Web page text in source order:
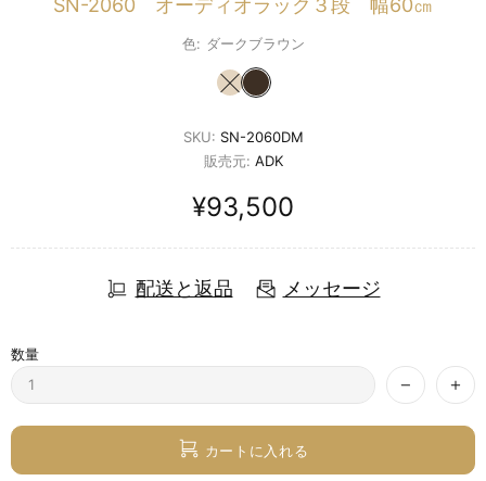
SN-2060 オーディオラック３段 幅60㎝
色: ダークブラウン
SKU: SN-2060DM
販売元: ADK
¥93,500
配送と返品 メッセージ
数量
カートに入れる